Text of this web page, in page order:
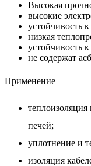
Высокая
высокие
устойчивость
низкая
устойчивость
не содержат
Применение
теплоизоляция
печей;
уплотнение и
изоляция